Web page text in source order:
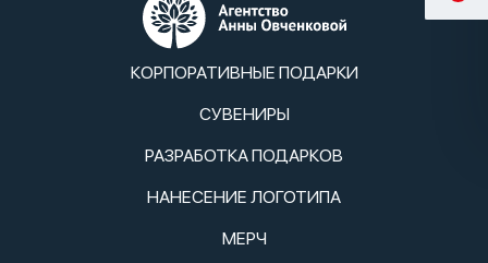
КОРПОРАТИВНЫЕ ПОДАРКИ
СУВЕНИРЫ
РАЗРАБОТКА ПОДАРКОВ
НАНЕСЕНИЕ ЛОГОТИПА
МЕРЧ